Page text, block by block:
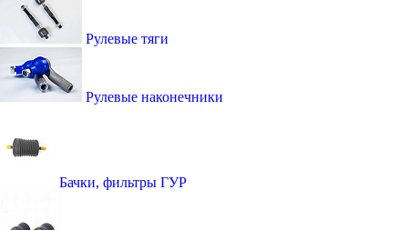
Рулевые тяги
Рулевые наконечники
Бачки, фильтры ГУР